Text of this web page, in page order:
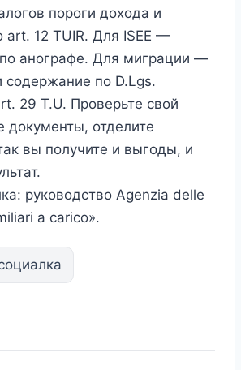
пороги дохода и
art. 12 TUIR. Для ISEE —
анографе. Для миграции —
содержание по D.Lgs.
29 T.U. Проверьте свой
документы, отделите
вы получите и выгоды, и
руководство Agenzia delle
a carico».